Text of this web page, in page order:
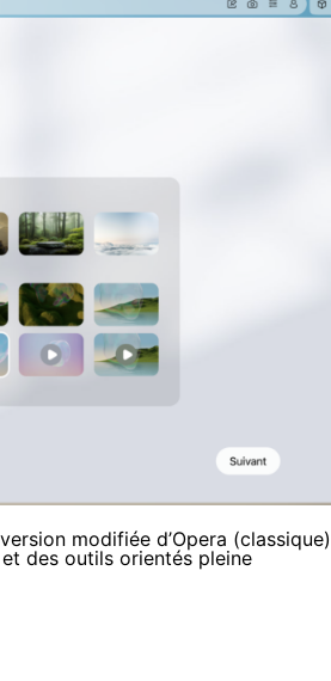
modifiée d’Opera (classique)
des outils orientés pleine